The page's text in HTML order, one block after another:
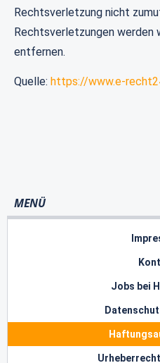
Rechtsverletzung nicht
Rechtsverletzungen werden
entfernen.
Quelle: https://www.e-
MENÜ
Jobs bei